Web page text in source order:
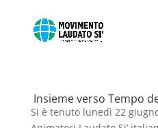
Insieme verso Tempo
Si è tenuto lunedì 22